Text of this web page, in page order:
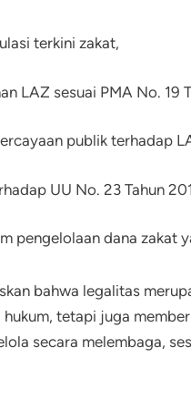
terkini zakat,
LAZ sesuai PMA No. 19
publik terhadap
UU No. 23 Tahun
pengelolaan dana zakat
bahwa legalitas
tetapi juga
secara melembaga,